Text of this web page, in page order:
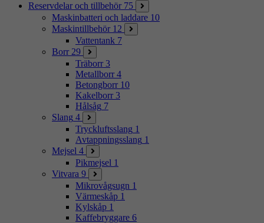
Reservdelar och tillbehör 75
Maskinbatteri och laddare 10
Maskintillbehör 12
Vattentank 7
Borr 29
Träborr 3
Metallborr 4
Betongborr 10
Kakelborr 3
Hålsåg 7
Slang 4
Tryckluftsslang 1
Avtappningsslang 1
Mejsel 4
Pikmejsel 1
Vitvara 9
Mikrovågsugn 1
Värmeskåp 1
Kylskåp 1
Kaffebryggare 6